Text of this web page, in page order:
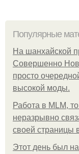
Популярные
На шанхайской
Совершенно
просто
высокой моды.
Работа в MLM,
неразрывно
своей страницы
Этот день был